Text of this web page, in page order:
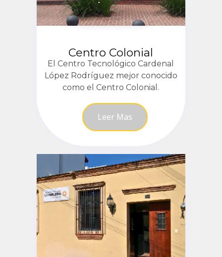
Centro Colonial
El Centro Tecnológico Cardenal
López Rodríguez mejor conocido
como el Centro Colonial.
Leer Mas